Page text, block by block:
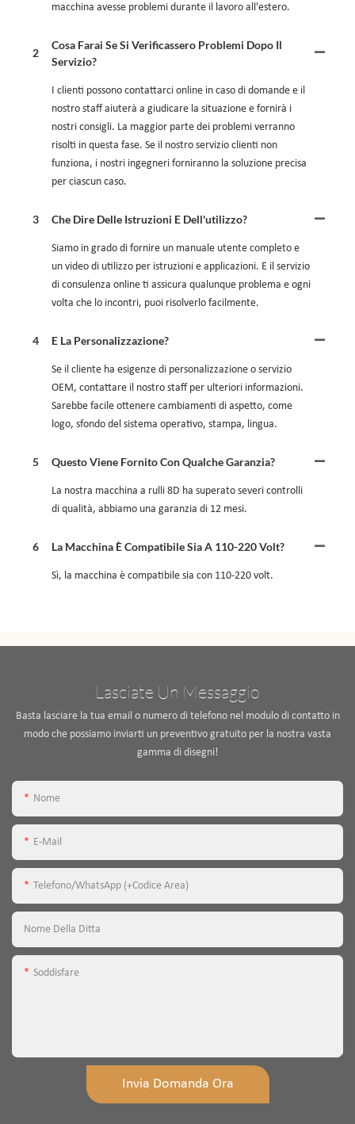
macchina avesse problemi durante il lavoro all'estero.
2
Cosa Farai Se Si Verificassero Problemi Dopo Il
Servizio?
I clienti possono contattarci online in caso di domande e il
nostro staff aiuterà a giudicare la situazione e fornirà i
nostri consigli. La maggior parte dei problemi verranno
risolti in questa fase. Se il nostro servizio clienti non
funziona, i nostri ingegneri forniranno la soluzione precisa
per ciascun caso.
3 Che Dire Delle Istruzioni E Dell'utilizzo?
Siamo in grado di fornire un manuale utente completo e
un video di utilizzo per istruzioni e applicazioni. E il servizio
di consulenza online ti assicura qualunque problema e ogni
volta che lo incontri, puoi risolverlo facilmente.
4 E La Personalizzazione?
Se il cliente ha esigenze di personalizzazione o servizio
OEM, contattare il nostro staff per ulteriori informazioni.
Sarebbe facile ottenere cambiamenti di aspetto, come
logo, sfondo del sistema operativo, stampa, lingua.
5 Questo Viene Fornito Con Qualche Garanzia?
La nostra macchina a rulli 8D ha superato severi controlli
di qualità, abbiamo una garanzia di 12 mesi.
6 La Macchina È Compatibile Sia A 110-220 Volt?
Sì, la macchina è compatibile sia con 110-220 volt.
Lasciate Un Messaggio
Basta lasciare la tua email o numero di telefono nel modulo di contatto in
modo che possiamo inviarti un preventivo gratuito per la nostra vasta
gamma di disegni!
Nome
E-Mail
Telefono/WhatsApp (+Codice Area)
Nome Della Ditta
Soddisfare
Invia Domanda Ora